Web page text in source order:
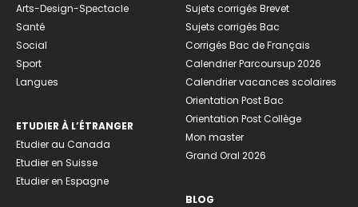
Arts-Design-Spectacle
Santé
Social
Sport
Langues
ETUDIER À L’ÉTRANGER
Etudier au Canada
Etudier en Suisse
Etudier en Espagne
Sujets corrigés Brevet
Sujets corrigés Bac
Corrigés Bac de Français
Calendrier Parcoursup 2026
Calendrier vacances scolaires
Orientation Post Bac
Orientation Post Collège
Mon master
Grand Oral 2026
BLOG